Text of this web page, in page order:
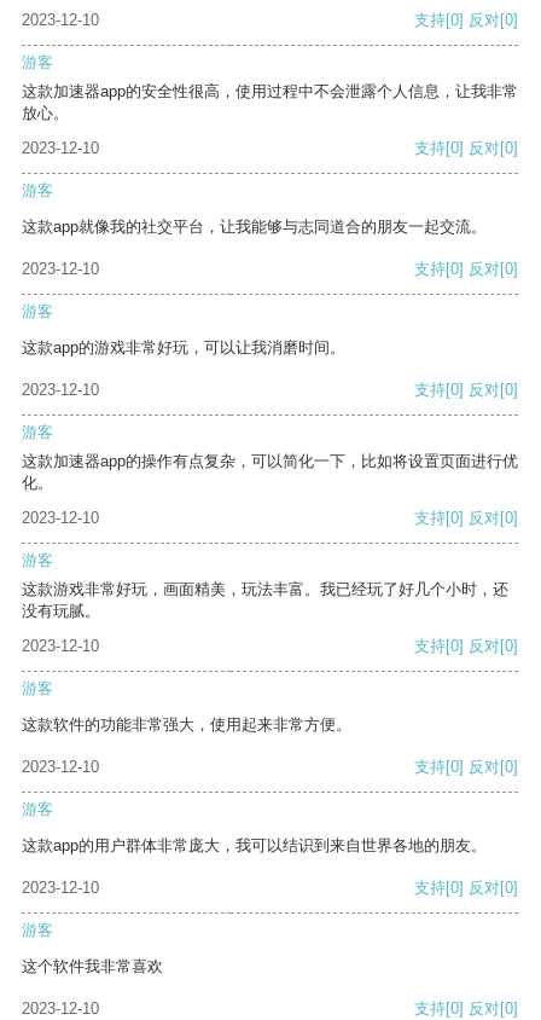
2023-12-10
支持[0] 反对[0]
游客
这款加速器app的安全性很高，使用过程中不会泄露个人信息，让我非常
放心。
2023-12-10
支持[0] 反对[0]
游客
这款app就像我的社交平台，让我能够与志同道合的朋友一起交流。
2023-12-10 支持[0] 反对[0]
游客
这款app的游戏非常好玩，可以让我消磨时间。
2023-12-10 支持[0] 反对[0]
游客
这款加速器app的操作有点复杂，可以简化一下，比如将设置页面进行优
化。
2023-12-10
支持[0] 反对[0]
游客
这款游戏非常好玩，画面精美，玩法丰富。我已经玩了好几个小时，还
没有玩腻。
2023-12-10
支持[0] 反对[0]
游客
这款软件的功能非常强大，使用起来非常方便。
2023-12-10 支持[0] 反对[0]
游客
这款app的用户群体非常庞大，我可以结识到来自世界各地的朋友。
2023-12-10 支持[0] 反对[0]
游客
这个软件我非常喜欢
2023-12-10 支持[0] 反对[0]